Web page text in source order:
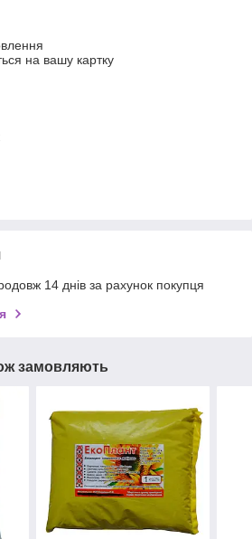
на вашу картку
14 днів за рахунок покупця
замовляють